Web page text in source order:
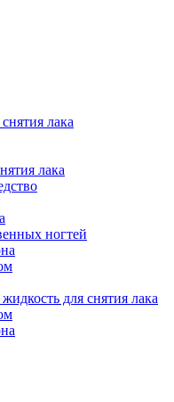
лака
лака
ногтей
для снятия лака